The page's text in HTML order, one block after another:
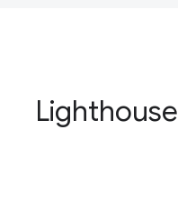
الميزات الجديدة في Lighthouse